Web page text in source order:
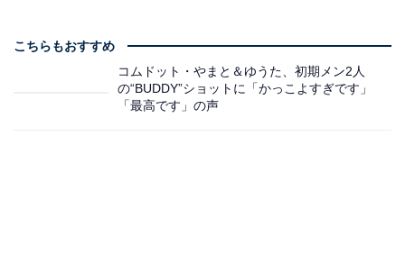
こちらもおすすめ
コムドット・やまと＆ゆうた、初期メン2人
の“BUDDY”ショットに「かっこよすぎです」
「最高です」の声